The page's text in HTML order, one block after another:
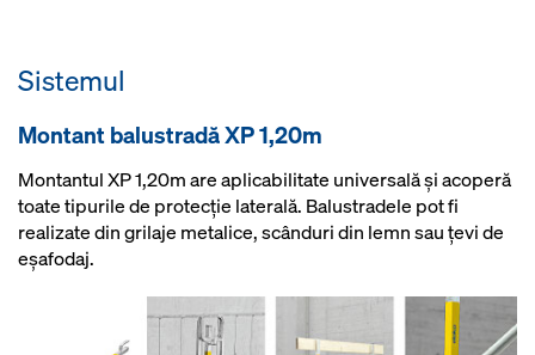
Sistemul
Montant balustradă XP 1,20m
Montantul XP 1,20m are aplicabilitate universală şi acoperă
toate tipurile de protecţie laterală. Balustradele pot fi
realizate din grilaje metalice, scânduri din lemn sau țevi de
eșafodaj.